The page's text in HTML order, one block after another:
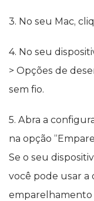
3. No seu Mac,
4. No seu
> Opções de
sem fio.
5. Abra a
na opção
Se o seu
você pode usar a